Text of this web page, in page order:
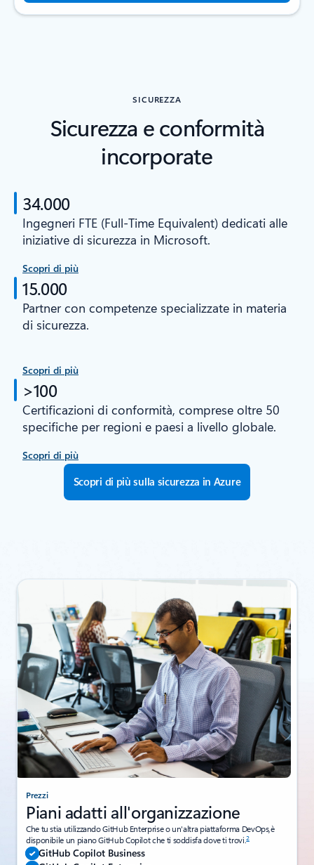
SICUREZZA
Sicurezza e conformità
incorporate
34.000
Ingegneri FTE (Full-Time Equivalent) dedicati alle
iniziative di sicurezza in Microsoft.
Scopri di più
15.000
Partner con competenze specializzate in materia
di sicurezza.
Scopri di più
>100
Certificazioni di conformità, comprese oltre 50
specifiche per regioni e paesi a livello globale.
Scopri di più
Scopri di più sulla sicurezza in Azure
Prezzi
Piani adatti all'organizzazione
Che tu stia utilizzando GitHub Enterprise o un'altra piattaforma DevOps,è
disponibile un piano GitHub Copilot che ti soddisfa dove ti trovi.2
GitHub Copilot Business